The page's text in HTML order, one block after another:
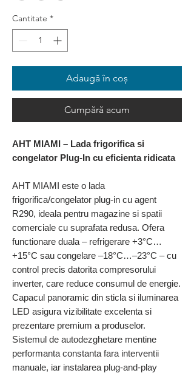
Cantitate *
Adaugă în coș
Cumpără acum
AHT MIAMI – Lada frigorifica si
congelator Plug-In cu eficienta ridicata
AHT MIAMI este o lada
frigorifica/congelator plug-in cu agent
R290, ideala pentru magazine si spatii
comerciale cu suprafata redusa. Ofera
functionare duala – refrigerare +3°C…
+15°C sau congelare –18°C…–23°C – cu
control precis datorita compresorului
inverter, care reduce consumul de energie.
Capacul panoramic din sticla si iluminarea
LED asigura vizibilitate excelenta si
prezentare premium a produselor.
Sistemul de autodezghetare mentine
performanta constanta fara interventii
manuale, iar instalarea plug-and-play